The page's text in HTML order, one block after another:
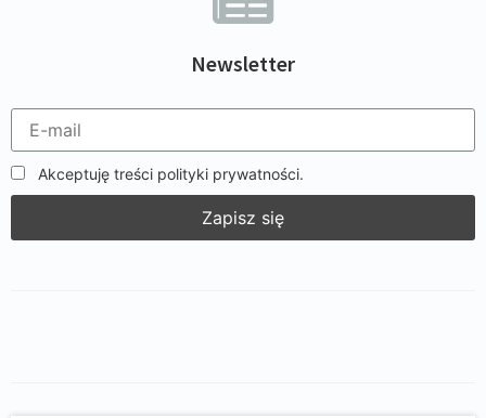
Newsletter
Akceptuję treści polityki prywatności.